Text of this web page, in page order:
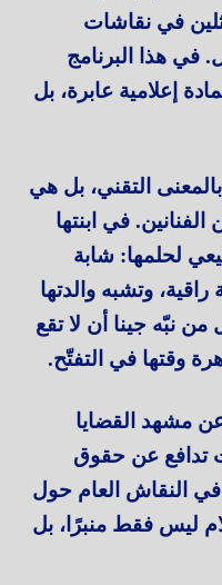
في نقاشات
في هذا البرنامج
إعلامية عابرة، بل
التقني، بل هي
في ابنتها
لحلمها: شابة
وتشبه والدتها
نبّه جينا أن لا تقع
وقتها في التفتّح.
عن مشهد القضايا
تدافع عن حقوق
النقاش العام حول
ليس فقط منبرًا، بل